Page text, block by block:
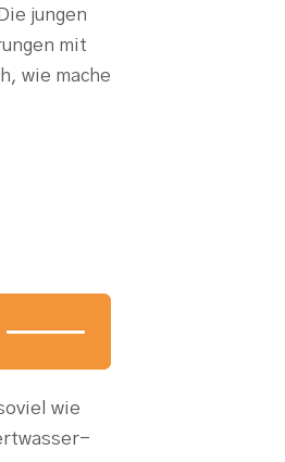
jungen
mit
wie mache
Pfeiltasten
um
zu
wie